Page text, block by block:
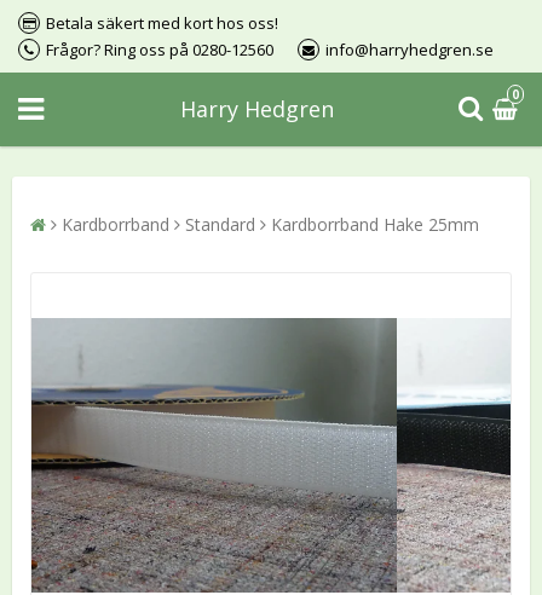
Betala säkert med kort hos oss!
Frågor? Ring oss på 0280-12560
info@harryhedgren.se
Harry Hedgren
0
Kardborrband Standard Kardborrband Hake 25mm